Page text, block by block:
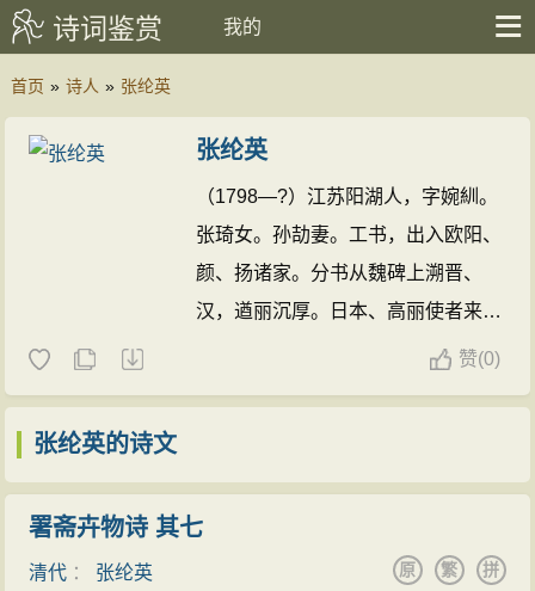
诗词鉴赏 我的
首页 » 诗人 » 张纶英
张纶英
（1798—?）江苏阳湖人，字婉紃。
张琦女。孙劼妻。工书，出入欧阳、
颜、扬诸家。分书从魏碑上溯晋、
汉，遒丽沉厚。日本、高丽使者来
华，常购其作品。与姊英等互为师
赞(0)
张纶英的诗文
署斋卉物诗 其七
清代 ： 张纶英 拼
繁
原